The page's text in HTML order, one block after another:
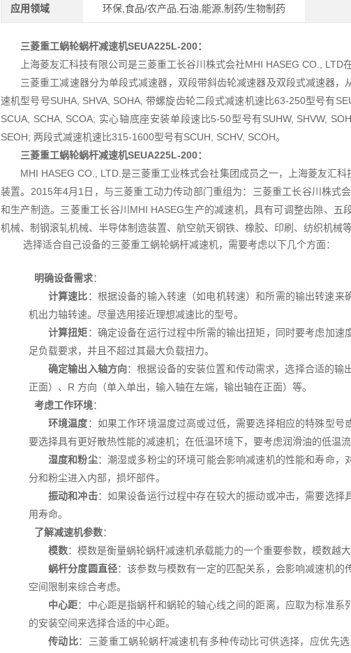
应用领域 环保,食品/农产品,石油,能源,制药/生物制药
三菱重工蜗轮蜗杆减速机SEUA225L-200：
上海菱友汇科技有限公司是三菱重工长谷川株式会社MHI HASEG CO., LTD
三菱重工减速器分为单段式减速器，双段带斜齿轮减速器及双段式减速器
速机型号号SUHA, SHVA, SOHA, 带螺旋齿轮二段式减速机速比63-250型号有
SCUA, SCHA, SCOA; 实心轴底座安装单段速比5-50型号有SUHW, SHVW,
SEOH; 两段式减速机速比315-1600型号有SCUH, SCHV, SCOH。
三菱重工蜗轮蜗杆减速机SEUA225L-200：
MHI HASEG CO., LTD.是三菱重工业株式会社集团成员之一，上海菱友汇
装置。2015年4月1日，与三菱重工动力传动部门重组为：三菱重工长谷川株式
和生产制造。三菱重工长谷川MHI HASEG生产的减速机，具有可调整齿隙、
机械、制钢滚轧机械、半导体制造装置、航空航天钢铁、橡胶、印刷、纺织机械等
选择适合自己设备的三菱重工蜗轮蜗杆减速机，需要考虑以下几个方面：
明确设备需求：
计算速比：根据设备的输入转速（如电机转速）和所需的输出转速
机出力轴转速。尽量选用接近理想减速比的型号。
计算扭矩：确定设备在运行过程中所需的输出扭矩，同时要考虑加
足负载要求，并且不超过其最大负载扭力。
确定输出入轴方向：根据设备的安装位置和传动需求，选择合适的
正面）、R 方向（单入单出，输入轴在左端，输出轴在正面）等。
考虑工作环境：
环境温度：如果工作环境温度过高或过低，需要选择相应的特殊型
要选择具有更好散热性能的减速机；在低温环境下，要考虑润滑油的低温
湿度和粉尘：潮湿或多粉尘的环境可能会影响减速机的性能和寿命
分和粉尘进入内部，损坏部件。
振动和冲击：如果设备运行过程中存在较大的振动或冲击，需要选
用寿命。
了解减速机参数：
模数：模数是衡量蜗轮蜗杆减速机承载能力的一个重要参数，模数越
蜗杆分度圆直径：该参数与模数有一定的匹配关系，会影响减速机
空间限制来综合考虑。
中心距：中心距是指蜗杆和蜗轮的轴心线之间的距离，应取为标准
的安装空间来选择合适的中心距。
传动比：三菱重工蜗轮蜗杆减速机有多种传动比可供选择，应优先